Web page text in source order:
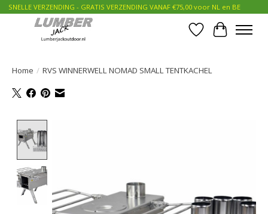
SNELLE VERZENDING - GRATIS VERZENDING VANAF €75,00 voor NL en BE
Verlanglijst
Home / RVS WINNERWELL NOMAD SMALL TENTKACHEL